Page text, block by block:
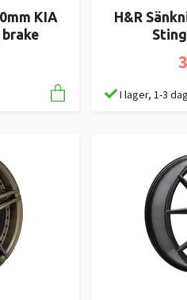
KIA
H&R
I lager, 1-3